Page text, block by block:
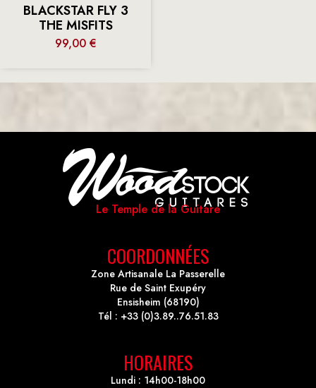
BLACKSTAR FLY 3
THE MISFITS
99,00 €
Le Temple de la Guitare
COORDONNÉES
Zone Artisanale La Passerelle
Rue de Saint Exupéry
Ensisheim (68190)
Tél : +33 (0)3.89..76.51.83
HORAIRES
Lundi : 14h00-18h00